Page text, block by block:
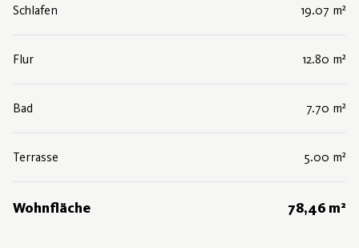
Schlafen 19.07 m²
Flur 12.80 m²
Bad 7.70 m²
Terrasse 5.00 m²
Wohnfläche 78,46 m²